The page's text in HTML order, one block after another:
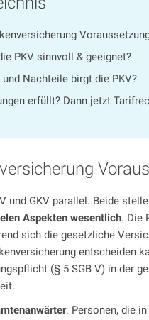
PKV sinnvoll & geeignet?
Nachteile birgt die PKV?
erfüllt? Dann jetzt
und GKV parallel. Beide
Aspekten wesentlich. Die
sich die gesetzliche
entscheiden
(§ 5 SGB V) in der
: Personen, die